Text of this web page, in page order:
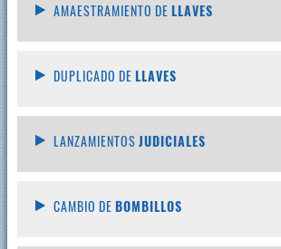
AMAESTRAMIENTO DELLAVES
DUPLICADO DELLAVES
LANZAMIENTOSJUDICIALES
CAMBIO DEBOMBILLOS